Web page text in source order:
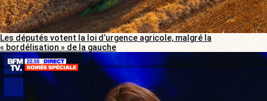
Les députés votent la loi d’urgence agricole, malgré la
« bordélisation » de la gauche